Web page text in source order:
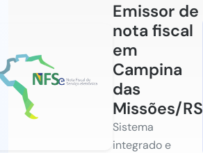
Emissor de
nota fiscal
em
Campina
das
Missões/RS
Sistema
integrado e